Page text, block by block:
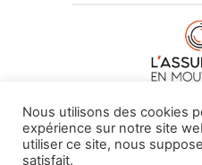
À PROPOS DE
Nous utilisons des cookies
expérience sur notre site
utiliser ce site, nous
satisfait.